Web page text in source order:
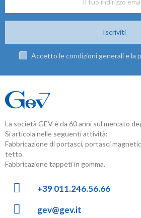
Iscriviti
Accetto le condizioni generali e la
La società GEV è da 60 anni sul mercato
Si articola nelle seguenti attività:
Fabbricazione di portasci, portasci
tetto.
Fabbricazione tappeti in gomma.
+39 011.246.56.66
gev@gev.it